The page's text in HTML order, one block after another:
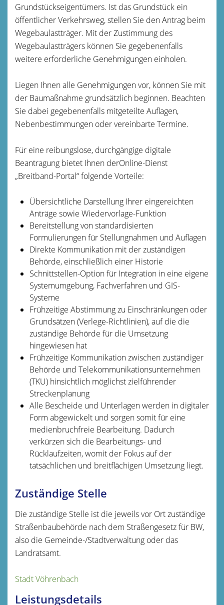
Grundstückseigentümers. Ist das Grundstück ein
öffentlicher Verkehrsweg, stellen Sie den Antrag beim
Wegebaulastträger. Mit der Zustimmung des
Wegebaulastträgers können Sie gegebenenfalls
weitere erforderliche Genehmigungen einholen.
Liegen Ihnen alle Genehmigungen vor, können Sie mit
der Baumaßnahme grundsätzlich beginnen. Beachten
Sie dabei gegebenenfalls mitgeteilte Auflagen,
Nebenbestimmungen oder vereinbarte Termine.
Für eine reibungslose, durchgängige digitale
Beantragung bietet Ihnen derOnline-Dienst
„Breitband-Portal“ folgende Vorteile:
Übersichtliche Darstellung Ihrer eingereichten
Anträge sowie Wiedervorlage-Funktion
Bereitstellung von standardisierten
Formulierungen für Stellungnahmen und Auflagen
Direkte Kommunikation mit der zuständigen
Behörde, einschließlich einer Historie
Schnittstellen-Option für Integration in eine eigene
Systemumgebung, Fachverfahren und GIS-
Systeme
Frühzeitige Abstimmung zu Einschränkungen oder
Grundsätzen (Verlege-Richtlinien), auf die die
zuständige Behörde für die Umsetzung
hingewiesen hat
Frühzeitige Kommunikation zwischen zuständiger
Behörde und Telekommunikationsunternehmen
(TKU) hinsichtlich möglichst zielführender
Streckenplanung
Alle Bescheide und Unterlagen werden in digitaler
Form abgewickelt und sorgen somit für eine
medienbruchfreie Bearbeitung. Dadurch
verkürzen sich die Bearbeitungs- und
Rücklaufzeiten, womit der Fokus auf der
tatsächlichen und breitflächigen Umsetzung liegt.
Zuständige Stelle
Die zuständige Stelle ist die jeweils vor Ort zuständige
Straßenbaubehörde nach dem Straßengesetz für BW,
also die Gemeinde-/Stadtverwaltung oder das
Landratsamt.
Stadt Vöhrenbach
Leistungsdetails